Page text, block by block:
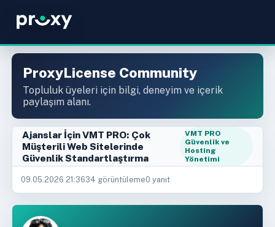
ProxyLicense Community
Topluluk üyeleri için bilgi, deneyim ve içerik
paylaşım alanı.
Ajanslar İçin VMT PRO: Çok
Müşterili Web Sitelerinde
Güvenlik Standartlaştırma
VMT PRO
Güvenlik ve
Hosting
Yönetimi
09.05.2026 21:3634 görüntüleme0 yanıt